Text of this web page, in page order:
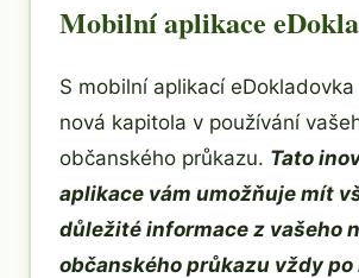
Mobilní aplikace
S mobilní aplikací
nová kapitola v používání
občanského průkazu. Tato
aplikace vám umožňuje mít
důležité informace z vašeho
občanského průkazu vždy po